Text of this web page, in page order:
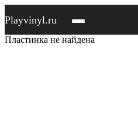
Playvinyl.ru
Пластинка не найдена